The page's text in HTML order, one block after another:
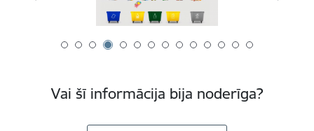
Vai šī informācija bija noderīga?